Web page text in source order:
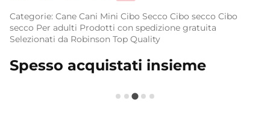
Categorie: Cane Cani Mini Cibo Secco Cibo secco Cibo
secco Per adulti Prodotti con spedizione gratuita
Selezionati da Robinson Top Quality
Spesso acquistati insieme